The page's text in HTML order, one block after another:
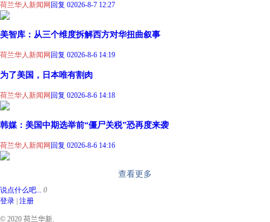
荷兰华人新闻网 回复 02026-8-7 12:27
美智库：从三个维度拆解西方对华扭曲叙事
荷兰华人新闻网 回复 02026-8-6 14:19
为了美国，日本唯有割肉
荷兰华人新闻网 回复 02026-8-6 14:18
韩媒：美国中期选举前“僵尸关税”恐再度来袭
荷兰华人新闻网 回复 02026-8-6 14:16
查看更多
说点什么吧... 0
登录 注册
© 2020 荷兰华新.